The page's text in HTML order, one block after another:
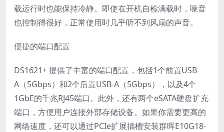
载运行时也能保持冷静。即使在开机自检满载时，噪音
也控制得很好，正常使用时几乎听不到风扇的声音。
便捷的端口配置
DS1621+ 提供了丰富的端口配置，包括1个前置USB-
A（5Gbps）和2个后置USB-A（5Gbps），以及4个
1GbE的千兆RJ45端口。此外，还有两个eSATA硬盘扩充
端口，方便用户连接外部存储设备。如果你需要更高的
网络速度，还可以通过PCIe扩展插槽安装群晖E10G18-